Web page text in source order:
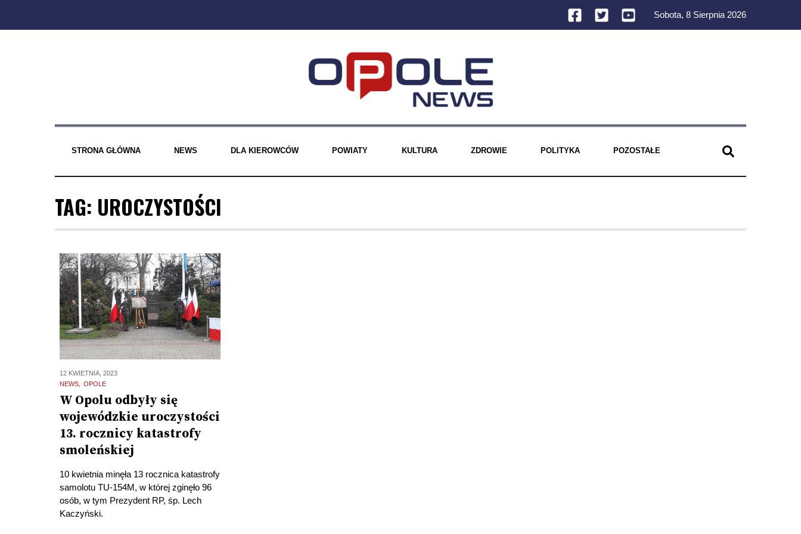
Sobota, 8 Sierpnia 2026
STRONA GŁÓWNA NEWS DLA KIEROWCÓW POWIATY KULTURA ZDROWIE POLITYKA POZOSTAŁE
TAG: UROCZYSTOŚCI
12 KWIETNIA, 2023
NEWS
OPOLE
W Opolu odbyły się
wojewódzkie uroczystości
13. rocznicy katastrofy
smoleńskiej
10 kwietnia minęła 13 rocznica katastrofy
samolotu TU-154M, w której zginęło 96
osób, w tym Prezydent RP, śp. Lech
Kaczyński.